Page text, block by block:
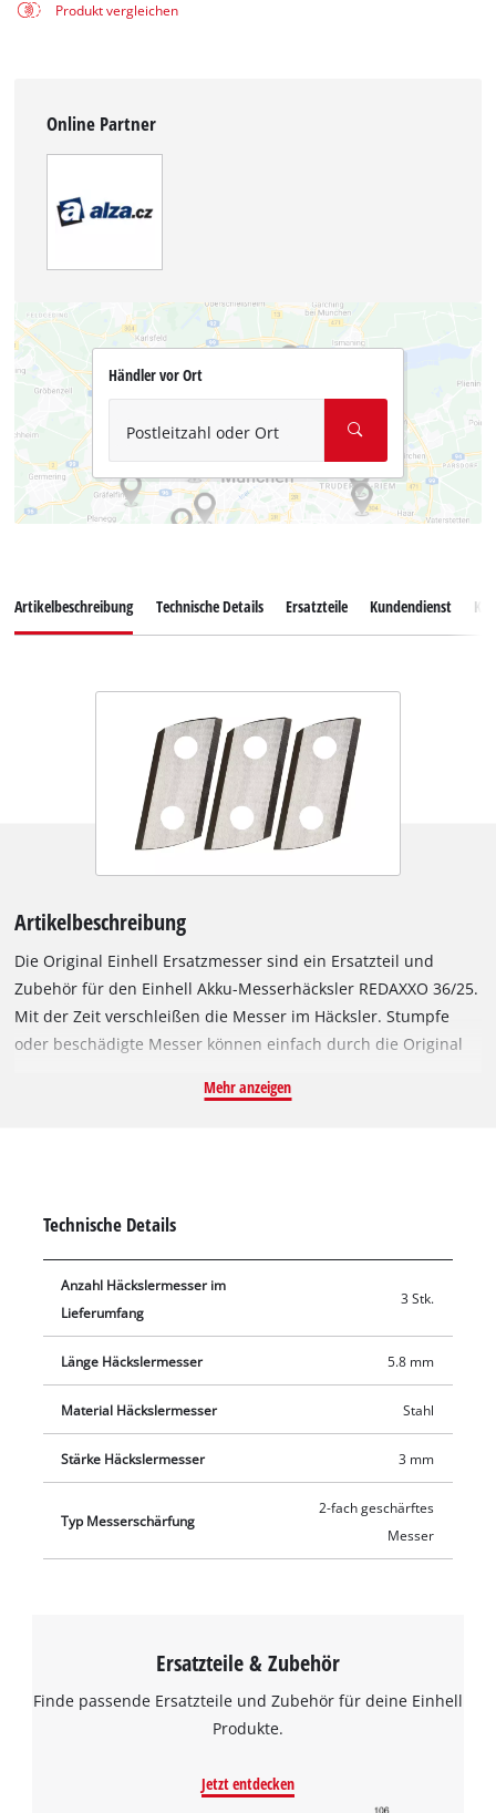
Produkt vergleichen
Online Partner
Händler vor Ort
Postleitzahl oder Ort
Artikelbeschreibung Technische Details Ersatzteile Kundendienst
Artikelbeschreibung
Die Original Einhell Ersatzmesser sind ein Ersatzteil und
Zubehör für den Einhell Akku-Messerhäcksler REDAXXO 36/25.
Mit der Zeit verschleißen die Messer im Häcksler. Stumpfe
oder beschädigte Messer können einfach durch die Original
sind zum leistungsstarken Häckseln beidseitig geschliffen und
Messerwechsel ist im Lieferumfang des Akku-Messerhäckslers
REDAXXO ein Schlüssel zum Festziehen der Schrauben
enthalten.
Mehr anzeigen
Technische Details
Anzahl Häckslermesser im
Lieferumfang
3 Stk.
Länge Häckslermesser 5.8 mm
Material Häckslermesser Stahl
Stärke Häckslermesser 3 mm
Typ Messerschärfung
2-fach geschärftes
Messer
Ersatzteile & Zubehör
Finde passende Ersatzteile und Zubehör für deine Einhell
Produkte.
Jetzt entdecken